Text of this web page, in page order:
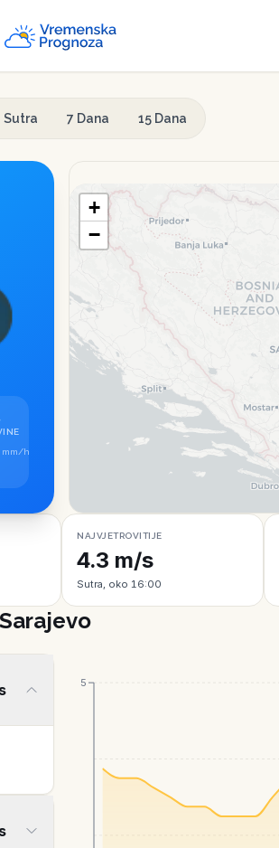
Sutra 7 Dana 15 Dana
mm/h
+
−
NAJVJETROVITIJE
4.3 m/s
Sutra, oko 16:00
5